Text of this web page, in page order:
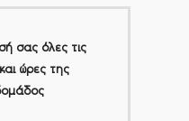
σας όλες τις
ώρες της